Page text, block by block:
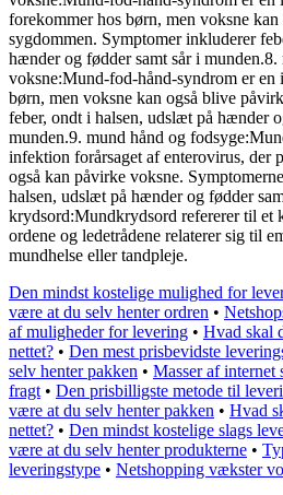
forekommer hos børn, men voksne
sygdommen. Symptomer inkluderer
hænder og fødder samt sår i
voksne:Mund-fod-hånd-syndrom er en
børn, men voksne kan også blive
feber, ondt i halsen, udslæt på hænder
munden.9. mund hånd og
infektion forårsaget af enterovirus, der
også kan påvirke voksne.
halsen, udslæt på hænder og fødder
krydsord:Mundkrydsord refererer til et
ordene og ledetrådene relaterer sig til
mundhelse eller tandpleje.
Den mindst kostelige mulighed for
være at du selv henter ordren •
af muligheder for levering • Hvad skal
nettet? • Den mest prisbevidste
selv henter pakken • Masser af internet
fragt • Den prisbilligste metode til
være at du selv henter pakken • Hvad
nettet? • Den mindst kostelige slags
være at du selv henter produkterne •
leveringstype • Netshopping vækster